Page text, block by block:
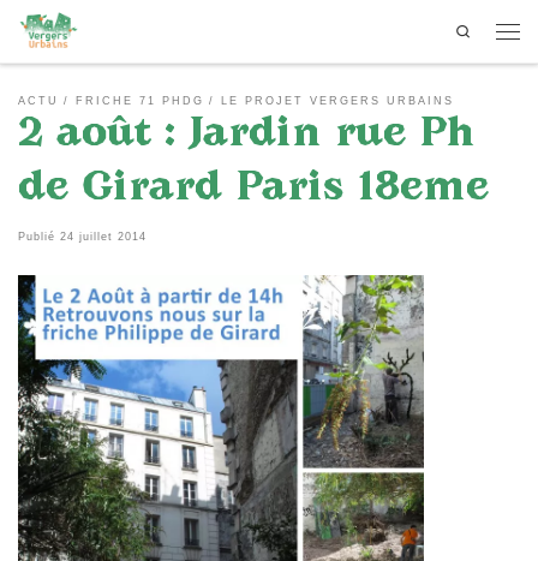
Passer au contenu
Search
ACTU FRICHE 71 PHDG LE PROJET VERGERS URBAINS
2 août : Jardin rue Ph
de Girard Paris 18eme
Publié 24 juillet 2014